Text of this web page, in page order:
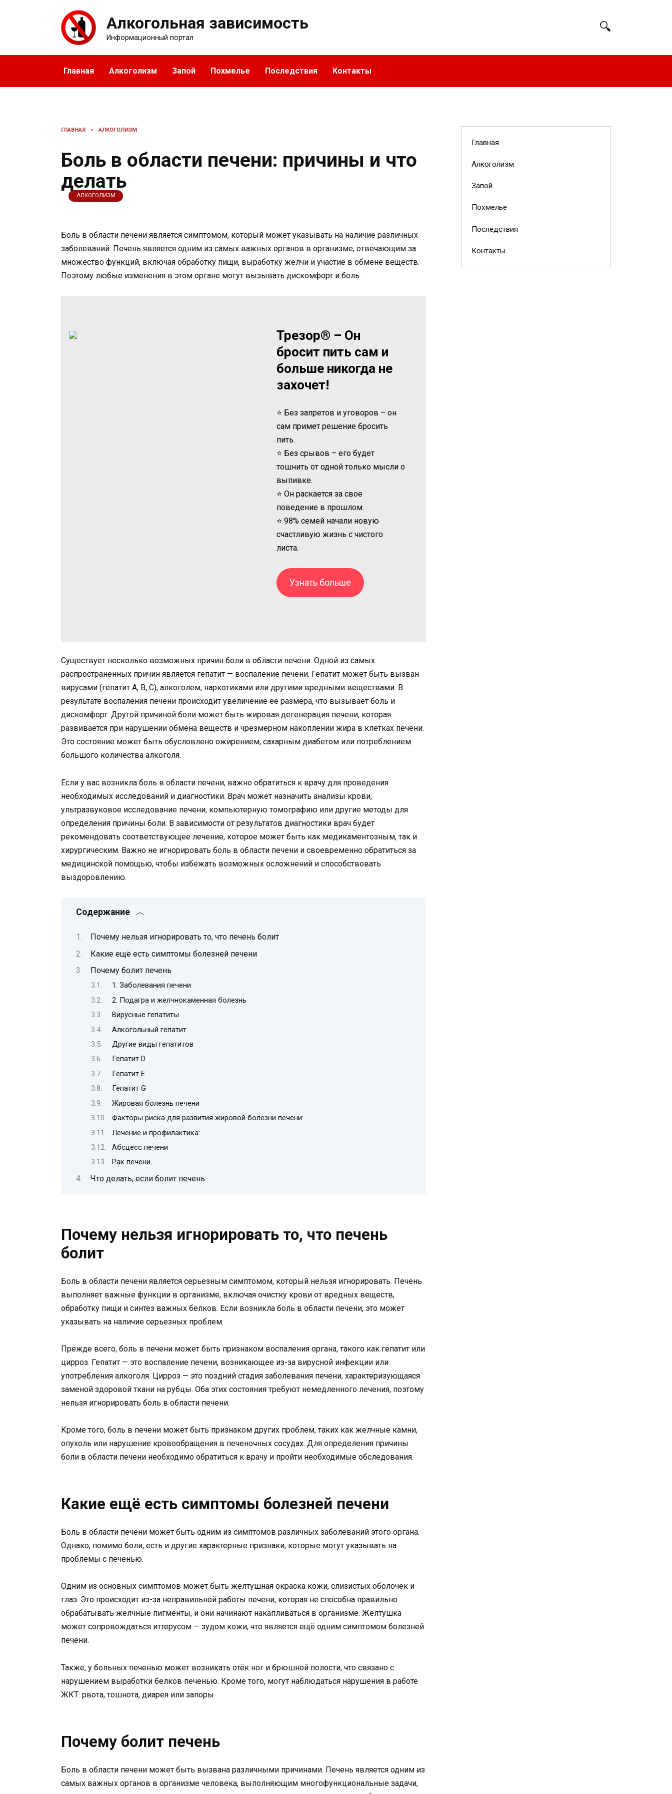
Алкогольная зависимость
Информационный портал
Главная Алкоголизм Запой Похмелье Последствия Контакты
ГЛАВНАЯ » АЛКОГОЛИЗМ
Боль в области печени: причины и что
делать
АЛКОГОЛИЗМ
Боль в области печени является симптомом, который может указывать на наличие различных
заболеваний. Печень является одним из самых важных органов в организме, отвечающим за
множество функций, включая обработку пищи, выработку желчи и участие в обмене веществ.
Поэтому любые изменения в этом органе могут вызывать дискомфорт и боль.
Трезор® – Он
бросит пить сам и
больше никогда не
захочет!
⭐ Без запретов и уговоров – он
сам примет решение бросить
пить.
⭐ Без срывов – его будет
тошнить от одной только мысли о
выпивке.
⭐ Он раскается за свое
поведение в прошлом.
⭐ 98% семей начали новую
счастливую жизнь с чистого
листа.
Узнать больше
Существует несколько возможных причин боли в области печени. Одной из самых
распространенных причин является гепатит — воспаление печени. Гепатит может быть вызван
вирусами (гепатит A, B, C), алкоголем, наркотиками или другими вредными веществами. В
результате воспаления печени происходит увеличение ее размера, что вызывает боль и
дискомфорт. Другой причиной боли может быть жировая дегенерация печени, которая
развивается при нарушении обмена веществ и чрезмерном накоплении жира в клетках печени.
Это состояние может быть обусловлено ожирением, сахарным диабетом или потреблением
большого количества алкоголя.
Если у вас возникла боль в области печени, важно обратиться к врачу для проведения
необходимых исследований и диагностики. Врач может назначить анализы крови,
ультразвуковое исследование печени, компьютерную томографию или другие методы для
определения причины боли. В зависимости от результатов диагностики врач будет
рекомендовать соответствующее лечение, которое может быть как медикаментозным, так и
хирургическим. Важно не игнорировать боль в области печени и своевременно обратиться за
медицинской помощью, чтобы избежать возможных осложнений и способствовать
выздоровлению.
Содержание
Почему нельзя игнорировать то, что печень болит
Какие ещё есть симптомы болезней печени
Почему болит печень
1. Заболевания печени
2. Подагра и желчнокаменная болезнь
Вирусные гепатиты
Алкогольный гепатит
Другие виды гепатитов
Гепатит D
Гепатит Е
Гепатит G
Жировая болезнь печени
Факторы риска для развития жировой болезни печени:
Лечение и профилактика:
Абсцесс печени
Рак печени
Что делать, если болит печень
Почему нельзя игнорировать то, что печень
болит
Боль в области печени является серьезным симптомом, который нельзя игнорировать. Печень
выполняет важные функции в организме, включая очистку крови от вредных веществ,
обработку пищи и синтез важных белков. Если возникла боль в области печени, это может
указывать на наличие серьезных проблем.
Прежде всего, боль в печени может быть признаком воспаления органа, такого как гепатит или
цирроз. Гепатит — это воспаление печени, возникающее из-за вирусной инфекции или
употребления алкоголя. Цирроз — это поздний стадия заболевания печени, характеризующаяся
заменой здоровой ткани на рубцы. Оба этих состояния требуют немедленного лечения, поэтому
нельзя игнорировать боль в области печени.
Кроме того, боль в печени может быть признаком других проблем, таких как желчные камни,
опухоль или нарушение кровообращения в печеночных сосудах. Для определения причины
боли в области печени необходимо обратиться к врачу и пройти необходимые обследования.
Какие ещё есть симптомы болезней печени
Боль в области печени может быть одним из симптомов различных заболеваний этого органа.
Однако, помимо боли, есть и другие характерные признаки, которые могут указывать на
проблемы с печенью.
Одним из основных симптомов может быть желтушная окраска кожи, слизистых оболочек и
глаз. Это происходит из-за неправильной работы печени, которая не способна правильно
обрабатывать желчные пигменты, и они начинают накапливаться в организме. Желтушка
может сопровождаться иттерусом — зудом кожи, что является ещё одним симптомом болезней
печени.
Также, у больных печенью может возникать отёк ног и брюшной полости, что связано с
нарушением выработки белков печенью. Кроме того, могут наблюдаться нарушения в работе
ЖКТ: рвота, тошнота, диарея или запоры.
Почему болит печень
Боль в области печени может быть вызвана различными причинами. Печень является одним из
самых важных органов в организме человека, выполняющим многофункциональные задачи,
Главная
Алкоголизм
Запой
Похмелье
Последствия
Контакты